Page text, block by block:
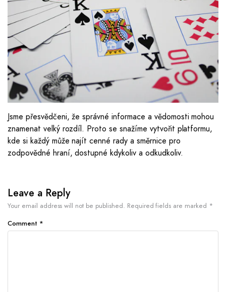
Jsme přesvědčeni, že správné informace a vědomosti mohou
znamenat velký rozdíl. Proto se snažíme vytvořit platformu,
kde si každý může najít cenné rady a směrnice pro
zodpovědné hraní, dostupné kdykoliv a odkudkoliv.
Leave a Reply
Your email address will not be published. Required fields are marked *
Comment *